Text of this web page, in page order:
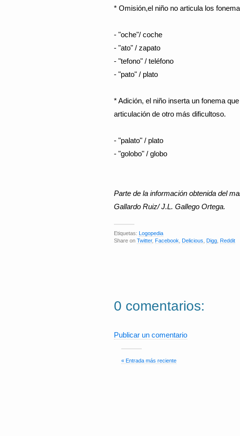
* Omisión,el niño no articula los
- "oche"/ coche
- "ato" / zapato
- "tefono" / teléfono
- "pato" / plato
* Adición, el niño inserta un fonema
articulación de otro más dificultoso.
- "palato" / plato
- "golobo" / globo
Parte de la información obtenida del
Gallardo Ruiz/ J.L. Gallego Ortega.
Etiquetas: Logopedia
Share on Twitter, Facebook Delicious Digg Reddit
0 comentarios:
Publicar un comentario
« Entrada más reciente